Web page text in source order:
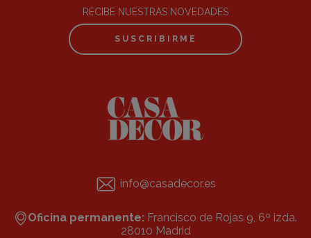
RECIBE NUESTRAS NOVEDADES
SUSCRIBIRME
info@casadecor.es
Oficina permanente: Francisco de Rojas 9, 6º izda.
28010 Madrid